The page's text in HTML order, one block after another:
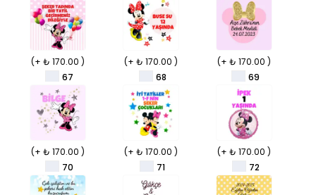
(+ ₺ 170.00 )
67
(+ ₺ 170.00 )
68
(+ ₺ 170.00 )
69
(+ ₺ 170.00 )
70
(+ ₺ 170.00 )
71
(+ ₺ 170.00 )
72